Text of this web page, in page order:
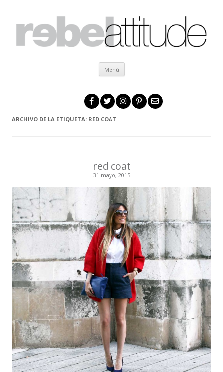
Menú Ir al contenido
ARCHIVO DE LA ETIQUETA: RED COAT
red coat
31 mayo, 2015